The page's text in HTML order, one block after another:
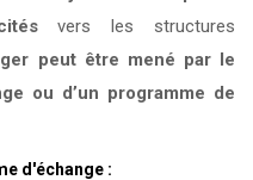
vers les structures
peut être mené par le
ou d’un programme de
d'échange :